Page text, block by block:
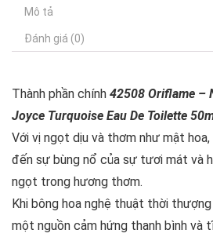
Mô tả
Đánh giá (0)
Thành phần chính 42508 Oriflame –
Joyce Turquoise Eau De Toilette
Với vị ngọt dịu và thơm như mật
đến sự bùng nổ của sự tươi mát và
ngọt trong hương thơm.
Khi bông hoa nghệ thuật thời
một nguồn cảm hứng thanh bình và